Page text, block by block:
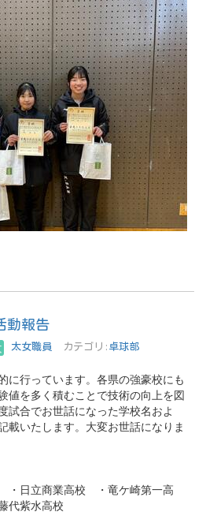
動報告
太女職員 カテゴリ: 卓球部
に行っています。各県の強豪校にも
値を多く積むことで技術の向上を図
試合でお世話になった学校名およ
載いたします。大変お世話になりま
・日立商業高校 ・竜ケ崎第一高
代紫水高校